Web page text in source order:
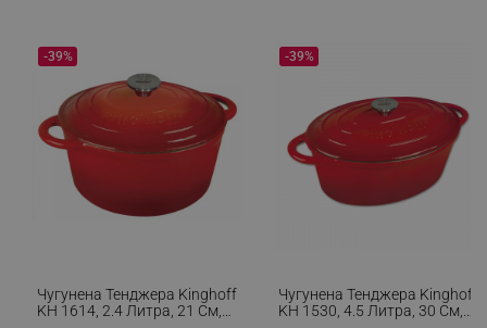
Чугунена Тенджера Kinghoff
KH 1614, 2.4 Литра, 21 См,
-39%
Чугунена Тенджера Kinghoff
KH 1530, 4.5 Литра, 30 См,
-39%